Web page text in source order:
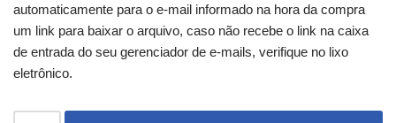
automaticamente para o e-mail informado na hora da compra
um link para baixar o arquivo, caso não recebe o link na caixa
de entrada do seu gerenciador de e-mails, verifique no lixo
eletrônico.